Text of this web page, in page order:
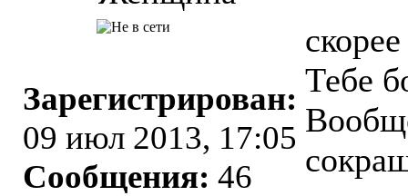
Зарегистрирован:
09 июл 2013, 17:05
Сообщения: 46
Тебе